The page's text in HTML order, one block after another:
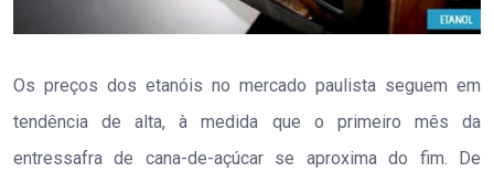
Os preços dos etanóis no mercado paulista seguem em
tendência de alta, à medida que o primeiro mês da
entressafra de cana-de-açúcar se aproxima do fim. De